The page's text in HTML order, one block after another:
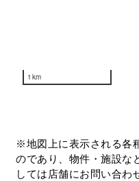
1km
※地図上に表示される各
のであり、物件・施設な
しては店舗にお問い合わ